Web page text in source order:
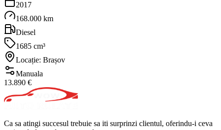
2017
168.000 km
Diesel
1685 cm³
Locație: Brașov
Manuala
13.890 €
Ca sa atingi succesul trebuie sa iti surprinzi clientul, oferindu-i ceva